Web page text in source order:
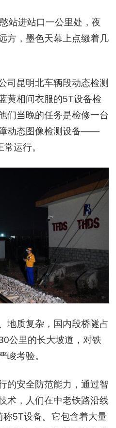
站进站口一公里处，夜
方，墨色天幕上点缀着几
司昆明北车辆段动态检测
黄相间衣服的5T设备检
们当晚的任务是检修一台
动态图像检测设备——
常运行。
地质复杂，国内段桥隧占
公里的长大坡道，对铁
峻考验。
的安全防范能力，通过智
术，人们在中老铁路沿线
5T设备。它包含着大量